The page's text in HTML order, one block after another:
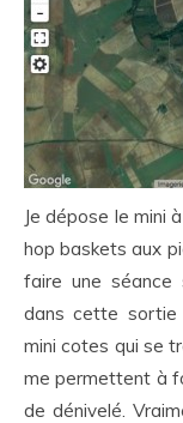
Je dépose le mini
hop baskets aux
faire une séance
dans cette sortie
mini cotes qui se
me permettent à
de dénivelé.